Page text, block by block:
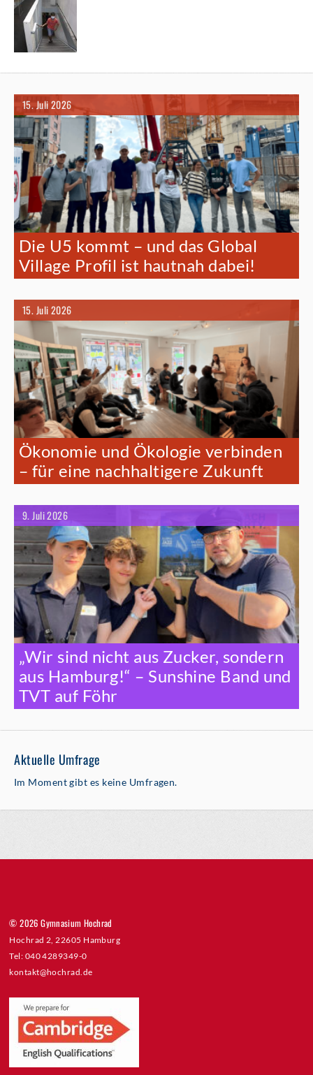
15. Juli 2026
Die U5 kommt – und das Global
Village Profil ist hautnah dabei!
15. Juli 2026
Ökonomie und Ökologie verbinden
– für eine nachhaltigere Zukunft
9. Juli 2026
„Wir sind nicht aus Zucker, sondern
aus Hamburg!“ – Sunshine Band und
TVT auf Föhr
Aktuelle Umfrage
Im Moment gibt es keine Umfragen.
© 2026 Gymnasium Hochrad
Hochrad 2, 22605 Hamburg
Tel: 040 4289349-0
kontakt@hochrad.de